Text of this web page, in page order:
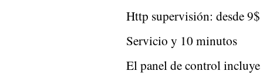
Http supervisión: desde
Servicio y 10 minutos
El panel de control